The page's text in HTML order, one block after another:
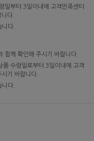
일부터 3일이내에 고객만족센터
다.
다.
함께 확인해 주시기 바랍니다.
품 수령일로부터 3일이내에 고객
기 바랍니다.
다.